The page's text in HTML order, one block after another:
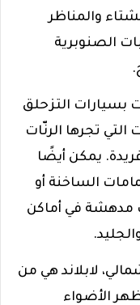
والمناظر
الصنوبرية
بسيارات التزحلق
التي تجرها الرنّات
يمكن أيضًا
الساخنة أو
مدهشة في أماكن
لابلاند هي من
الأضواء